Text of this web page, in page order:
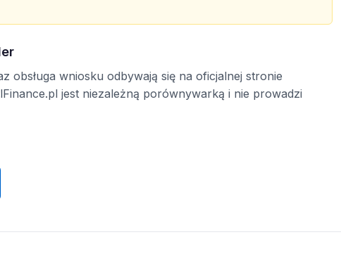
obsługa wniosku odbywają się na oficjalnej stronie
jest niezależną porównywarką i nie prowadzi